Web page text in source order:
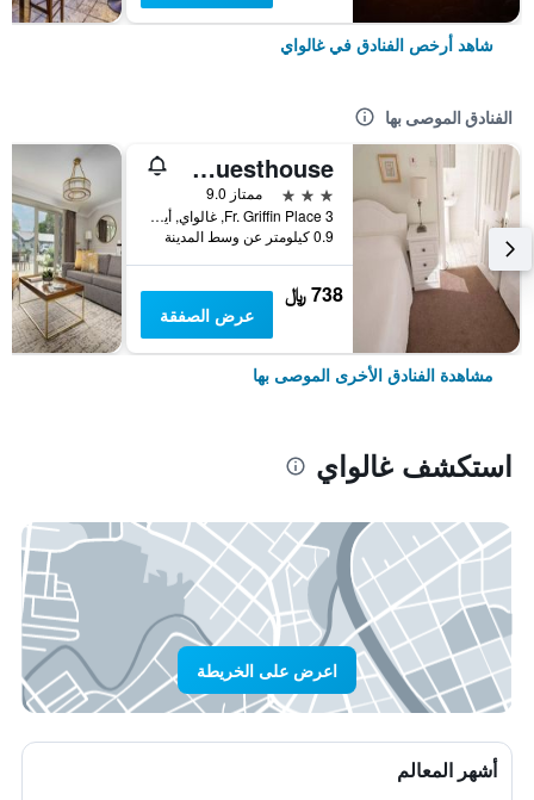
شاهد أرخص الفنادق في غالواي
الفنادق الموصى بها
Griffin Lodge Guesthouse
3 نجوم
ممتاز 9.0
3 Fr. Griffin Place, غالواي, أيرلندا
0.9 كيلومتر عن وسط المدينة
738 ﷼
عرض الصفقة
مشاهدة الفنادق الأخرى الموصى بها
استكشف غالواي
اعرض على الخريطة
أشهر المعالم